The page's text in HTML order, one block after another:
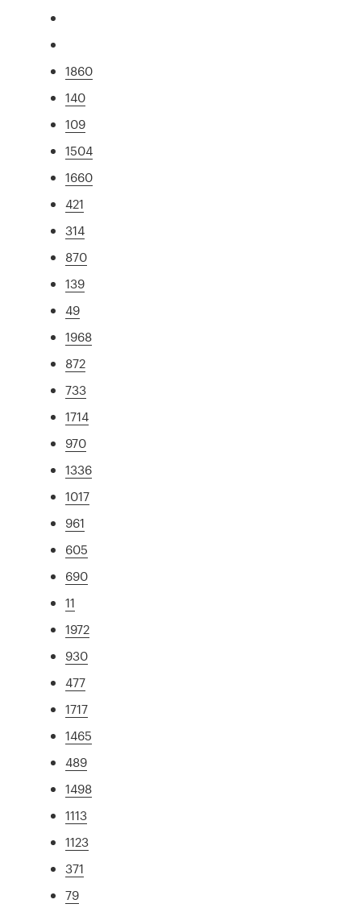
1860
140
109
1504
1660
421
314
870
139
49
1968
872
733
1714
970
1336
1017
961
605
690
11
1972
930
477
1717
1465
489
1498
1113
1123
371
79